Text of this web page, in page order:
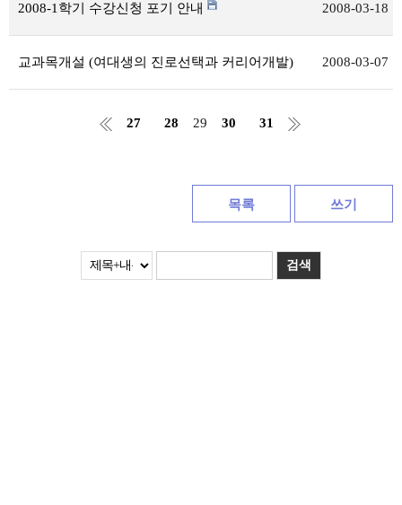
2008-1학기 수강신청 포기 안내 2008-03-18
교과목개설 (여대생의 진로선택과 커리어개발) 2008-03-07
27 28 29 30 31
목록 쓰기
검색